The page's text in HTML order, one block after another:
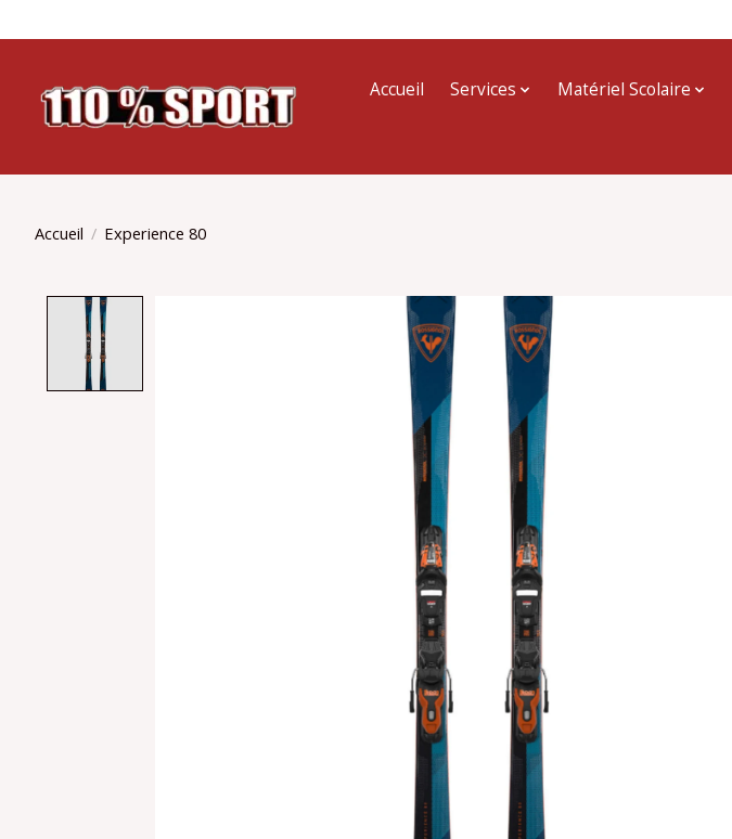
Accueil Services Matériel Scolaire
Accueil / Experience 80
Product image slideshow Items